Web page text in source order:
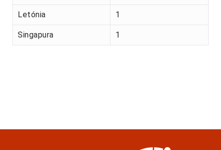
Letónia 1
Singapura 1